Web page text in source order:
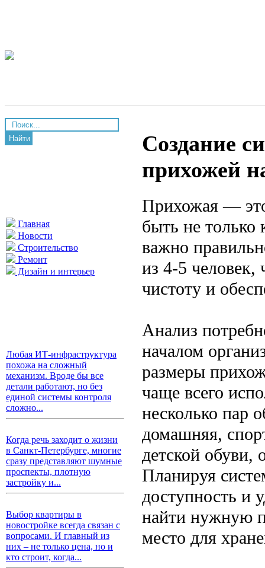
Найти
Главная
Новости
Строительство
Ремонт
Дизайн и интерьер
Любая ИТ-инфраструктура
похожа на сложный
механизм. Вроде бы все
детали работают, но без
единой системы контроля
сложно...
Когда речь заходит о жизни
в Санкт-Петербурге, многие
сразу представляют шумные
проспекты, плотную
застройку и...
Выбор квартиры в
новостройке всегда связан с
вопросами. И главный из
них – не только цена, но и
кто строит, когда...
Создание
прихожей
Прихожая —
быть не
важно
из 4-5 человек,
чистоту и
Анализ
началом
размеры
чаще всего
несколько пар
домашняя,
детской обуви,
Планируя
доступность и
найти нужную
место для